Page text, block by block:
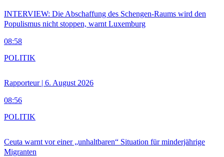
INTERVIEW: Die Abschaffung des Schengen-Raums wird den
Populismus nicht stoppen, warnt Luxemburg
08:58
Rapporteur | 6. August 2026
08:56
POLITIK
Ceuta warnt vor einer „unhaltbaren“ Situation für minderjährige
Migranten
POLITIK